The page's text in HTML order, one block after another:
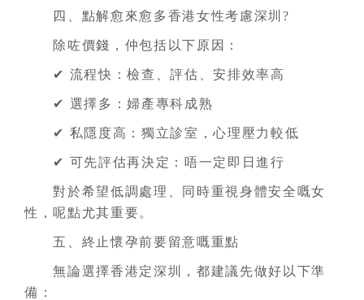
四、點解愈來愈多香港女性考慮深圳?
除咗價錢，仲包括以下原因：
✔ 流程快：檢查、評估、安排效率高
✔ 選擇多：婦產專科成熟
✔ 私隱度高：獨立診室，心理壓力較低
✔ 可先評估再決定：唔一定即日進行
對於希望低調處理、同時重視身體安全嘅女
性，呢點尤其重要。
五、終止懷孕前要留意嘅重點
無論選擇香港定深圳，都建議先做好以下準
備：